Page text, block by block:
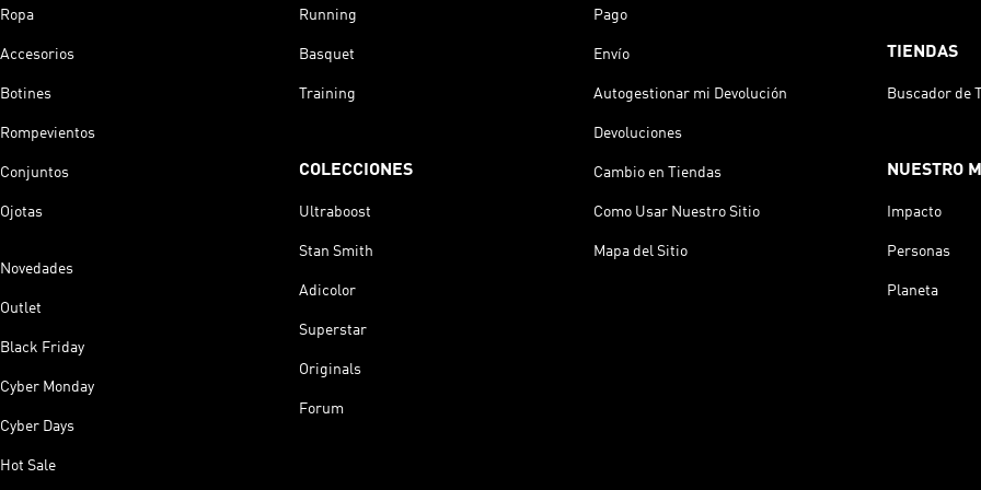
Ropa
Accesorios
Botines
Rompevientos
Conjuntos
Ojotas
Novedades
Outlet
Black Friday
Cyber Monday
Cyber Days
Hot Sale
Running
Basquet
Training
COLECCIONES
Ultraboost
Stan Smith
Adicolor
Superstar
Originals
Forum
Pago
Envío
Autogestionar mi Devolución
Devoluciones
Cambio en Tiendas
Como Usar Nuestro Sitio
Mapa del Sitio
TIENDAS
Buscador de
NUESTRO
Impacto
Personas
Planeta